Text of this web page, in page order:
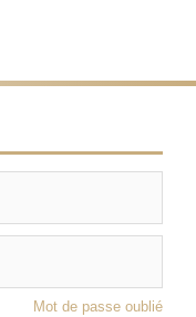
Mot de passe oublié